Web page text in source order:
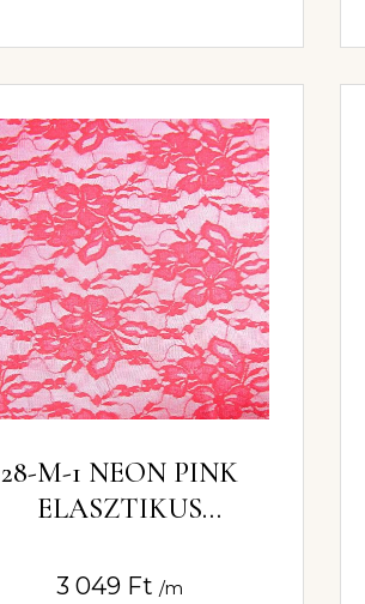
28-M-1 NEON PINK
ELASZTIKUS
3 049 Ft /m